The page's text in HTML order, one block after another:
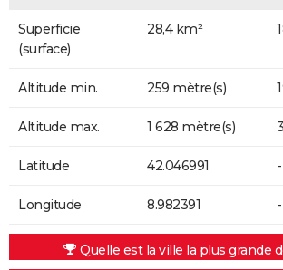
Superficie
(surface)
28,4 km²
Altitude min. 259 mètre(s)
Altitude max. 1 628 mètre(s)
Latitude 42.046991 -
Longitude 8.982391 -
Quelle est la ville la plus grande